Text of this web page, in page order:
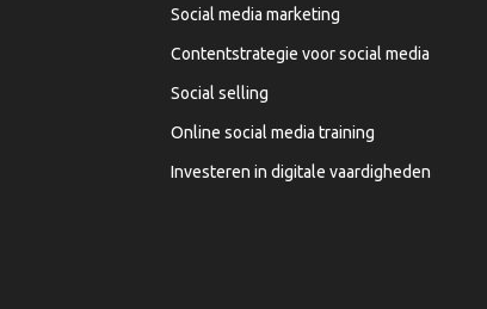
Social media marketing
Contentstrategie voor social media
Social selling
Online social media training
Investeren in digitale vaardigheden